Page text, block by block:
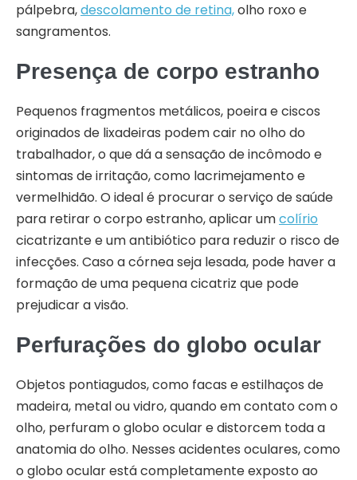
pálpebra,descolamento de retina,olho roxo e
sangramentos.
Presença de corpo estranho
Pequenos fragmentos metálicos, poeira e ciscos
originados de lixadeiras podem cair no olho do
trabalhador, o que dá a sensação de incômodo e
sintomas de irritação, como lacrimejamento e
vermelhidão. O ideal é procurar o serviço de saúde
para retirar o corpo estranho, aplicar umcolírio
cicatrizante e um antibiótico para reduzir o risco de
infecções. Caso a córnea seja lesada, pode haver a
formação de uma pequena cicatriz que pode
prejudicar a visão.
Perfurações do globo ocular
Objetos pontiagudos, como facas e estilhaços de
madeira, metal ou vidro, quando em contato com o
olho, perfuram o globo ocular e distorcem toda a
anatomia do olho. Nesses acidentes oculares, como
o globo ocular está completamente exposto ao